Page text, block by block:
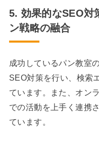
5. 効果的なSEO対
ン戦略の融合
成功しているパン教室
SEO対策を行い、検索
ています。また、オン
での活動を上手く連携
ています。